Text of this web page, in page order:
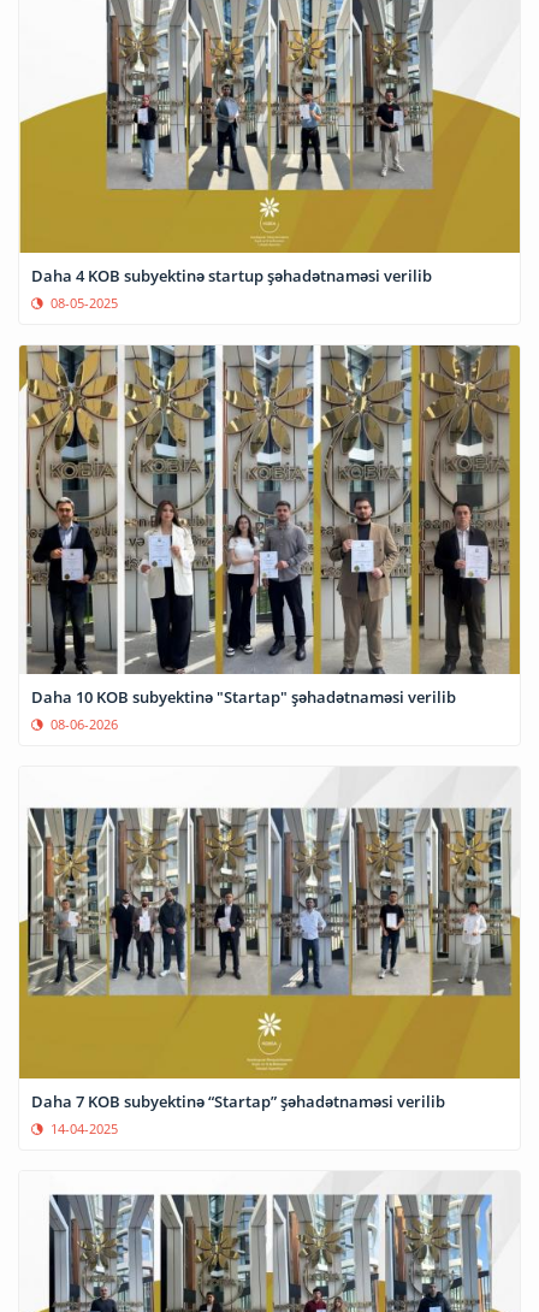
Daha 4 KOB subyektinə startup şəhadətnaməsi verilib
08-05-2025
Daha 10 KOB subyektinə "Startap" şəhadətnaməsi verilib
08-06-2026
Daha 7 KOB subyektinə “Startap” şəhadətnaməsi verilib
14-04-2025